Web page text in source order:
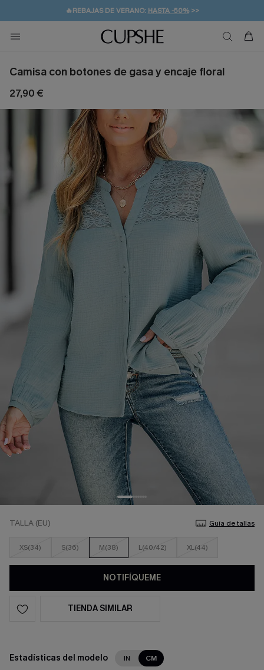
👒PROMOCIÓN DE VERANO:-10% EN 2 VESTIDOS
💌¡SUSCRIBIRSE & GANAR -10% EXTRA!
🚚ENVÍO GRATUITO A PARTIR DE 49 € >>
Camisa con botones de gasa y encaje floral
27,90 €
TALLA (EU) Guía de tallas
XS(34) S(36) M(38) L(40/42) XL(44)
NOTIFÍQUEME
TIENDA SIMILAR
Estadísticas del modelo IN CM